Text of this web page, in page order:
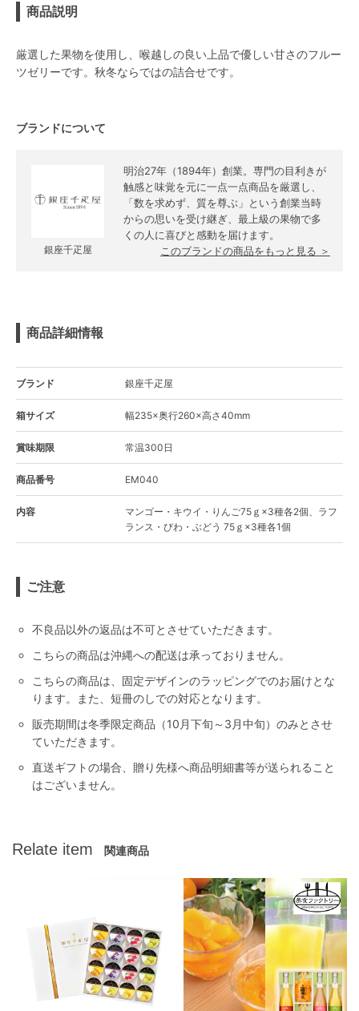
商品説明
厳選した果物を使用し、喉越しの良い上品で優しい甘さのフルー
ツゼリーです。秋冬ならではの詰合せです。
ブランドについて
銀座千疋屋
明治27年（1894年）創業。専門の目利きが
触感と味覚を元に一点一点商品を厳選し、
「数を求めず、質を尊ぶ」という創業当時
からの思いを受け継ぎ、最上級の果物で多
くの人に喜びと感動を届けます。
このブランドの商品をもっと見る ＞
商品詳細情報
ブランド 銀座千疋屋
箱サイズ 幅235×奥行260×高さ40mm
賞味期限 常温300日
商品番号 EM040
内容
マンゴー・キウイ・りんご75ｇ×3種各2個、ラフ
ランス・びわ・ぶどう 75ｇ×3種各1個
ご注意
不良品以外の返品は不可とさせていただきます。
こちらの商品は沖縄への配送は承っておりません。
こちらの商品は、固定デザインのラッピングでのお届けとな
ります。また、短冊のしでの対応となります。
販売期間は冬季限定商品（10月下旬～3月中旬）のみとさせ
ていただきます。
直送ギフトの場合、贈り先様へ商品明細書等が送られること
はございません。
Relate item 関連商品